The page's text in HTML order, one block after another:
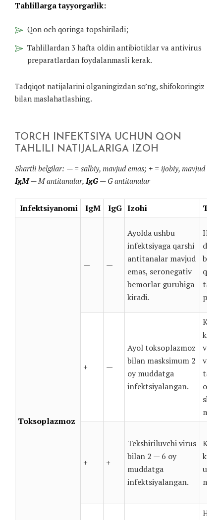
Tahlillarga tayyorgarlik:
Qon och qoringa topshiriladi;
Tahlillardan 3 hafta oldin antibiotiklar va antivirus
preparatlardan foydalanmasli kerak.
Tadqiqot natijalarini olganingizdan so’ng, shifokoringiz
bilan maslahatlashing.
TORCH INFEKTSIYA UCHUN QON
TAHLILI NATIJALARIGA IZOH
Shartli belgilar: — = salbiy, mavjud emas; + = ijobiy, mavjud
IgM— M antitanalar,IgG — G antitanalar
Infektsiyanomi IgM IgG Izohi
Toksoplazmoz
— —
Ayolda ushbu
infektsiyaga qarshi
antitanalar mavjud
emas, seronegativ
bemorlar guruhiga
kiradi.
bilan
+ —
Ayol toksoplazmoz
bilan masksimum 2
oy muddatga
infektsiyalangan.
va
+ +
Tekshiriluvchi virus
bilan 2 — 6 oy
muddatga
infektsiyalangan.
Hech